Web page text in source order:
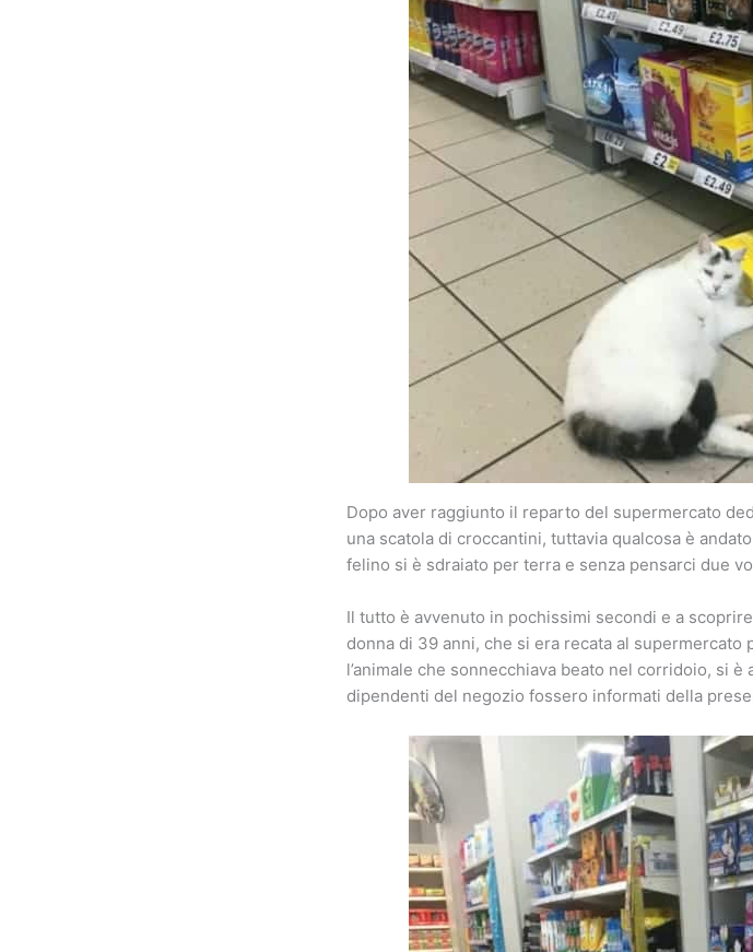
Dopo aver raggiunto il reparto del supermercato
una scatola di croccantini, tuttavia qualcosa è
felino si è sdraiato per terra e senza pensarci due
Il tutto è avvenuto in pochissimi secondi e a
donna di 39 anni, che si era recata al
l’animale che sonnecchiava beato nel corridoio, si
dipendenti del negozio fossero informati della